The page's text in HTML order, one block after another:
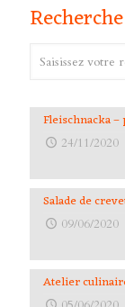
Recherche
Fleischnacka
24/11/2020
Salade de
09/06/2020
Atelier